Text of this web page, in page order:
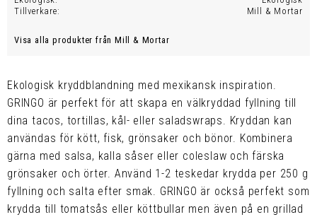
Tillverkare
Mill & Mortar
Visa alla produkter från Mill & Mortar
Ekologisk kryddblandning med mexikansk inspiration.
GRINGO är perfekt för att skapa en välkryddad fyllning till
dina tacos, tortillas, kål- eller saladswraps. Kryddan kan
användas för kött, fisk, grönsaker och bönor. Kombinera
gärna med salsa, kalla såser eller coleslaw och färska
grönsaker och örter. Använd 1-2 teskedar krydda per 250 g
fyllning och salta efter smak. GRINGO är också perfekt som
krydda till tomatsås eller köttbullar men även på en grillad